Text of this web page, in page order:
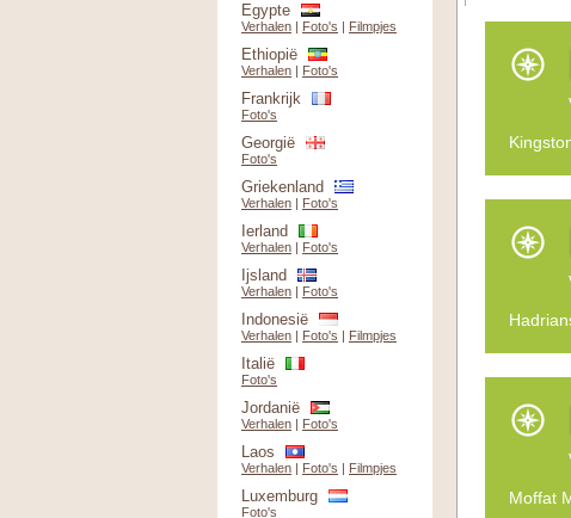
Moffat
Egypte
Verhalen | Foto's | Filmpjes
Ethiopië
Verhalen | Foto's
Frankrijk
Foto's
Georgië
Foto's
Griekenland
Verhalen | Foto's
Ierland
Verhalen | Foto's
Ijsland
Verhalen | Foto's
Indonesië
Verhalen | Foto's | Filmpjes
Italië
Foto's
Jordanië
Verhalen | Foto's
Laos
Verhalen | Foto's | Filmpjes
Luxemburg
Foto's